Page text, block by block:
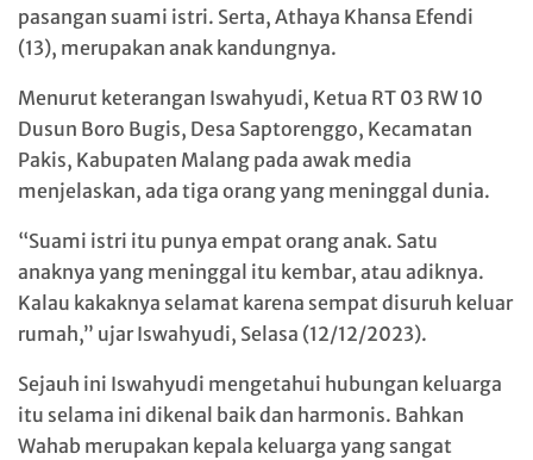
pasangan suami istri. Serta, Athaya Khansa Efendi
(13), merupakan anak kandungnya.
Menurut keterangan Iswahyudi, Ketua RT 03 RW 10
Dusun Boro Bugis, Desa Saptorenggo, Kecamatan
Pakis, Kabupaten Malang pada awak media
menjelaskan, ada tiga orang yang meninggal dunia.
“Suami istri itu punya empat orang anak. Satu
anaknya yang meninggal itu kembar, atau adiknya.
Kalau kakaknya selamat karena sempat disuruh keluar
rumah,” ujar Iswahyudi, Selasa (12/12/2023).
Sejauh ini Iswahyudi mengetahui hubungan keluarga
itu selama ini dikenal baik dan harmonis. Bahkan
Wahab merupakan kepala keluarga yang sangat